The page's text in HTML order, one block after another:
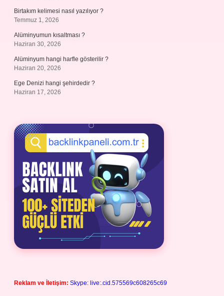
Birtakım kelimesi nasıl yazılıyor ?
Temmuz 1, 2026
Alüminyumun kısaltması ?
Haziran 30, 2026
Alüminyum hangi harfle gösterilir ?
Haziran 20, 2026
Ege Denizi hangi şehirdedir ?
Haziran 17, 2026
Reklam ve İletişim: Skype: live:.cid.575569c608265c69